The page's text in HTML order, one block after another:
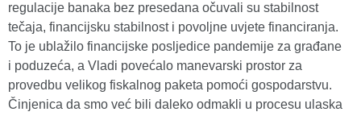
regulacije banaka bez presedana očuvali su stabilnost
tečaja, financijsku stabilnost i povoljne uvjete financiranja.
To je ublažilo financijske posljedice pandemije za građane
i poduzeća, a Vladi povećalo manevarski prostor za
provedbu velikog fiskalnog paketa pomoći gospodarstvu.
Činjenica da smo već bili daleko odmakli u procesu ulaska